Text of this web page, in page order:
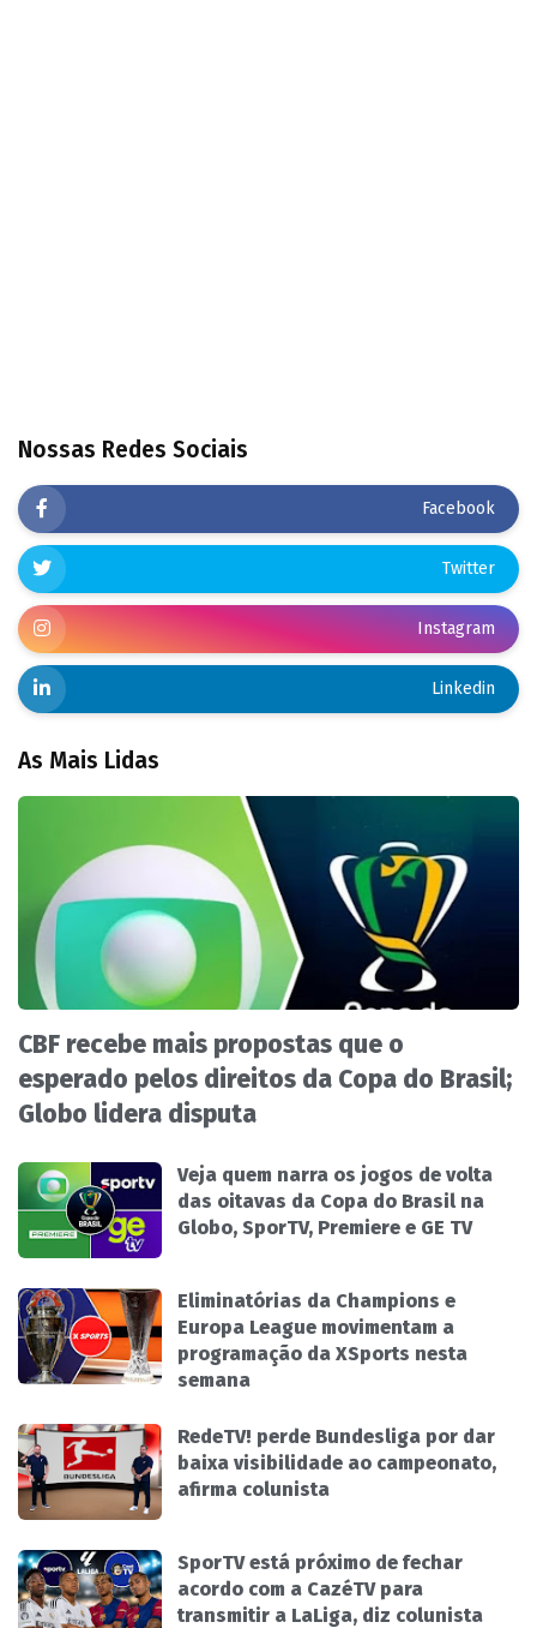
Nossas Redes Sociais
Facebook
Twitter
Instagram
Linkedin
As Mais Lidas
CBF recebe mais propostas que o
esperado pelos direitos da Copa do Brasil;
Globo lidera disputa
Veja quem narra os jogos de volta
das oitavas da Copa do Brasil na
Globo, SporTV, Premiere e GE TV
Eliminatórias da Champions e
Europa League movimentam a
programação da XSports nesta
semana
RedeTV! perde Bundesliga por dar
baixa visibilidade ao campeonato,
afirma colunista
SporTV está próximo de fechar
acordo com a CazéTV para
transmitir a LaLiga, diz colunista